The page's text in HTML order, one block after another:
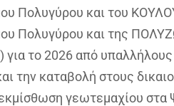
Πολυγύρου και του
Πολυγύρου και της
το 2026 από
την καταβολή στους
γεωτεμαχίου